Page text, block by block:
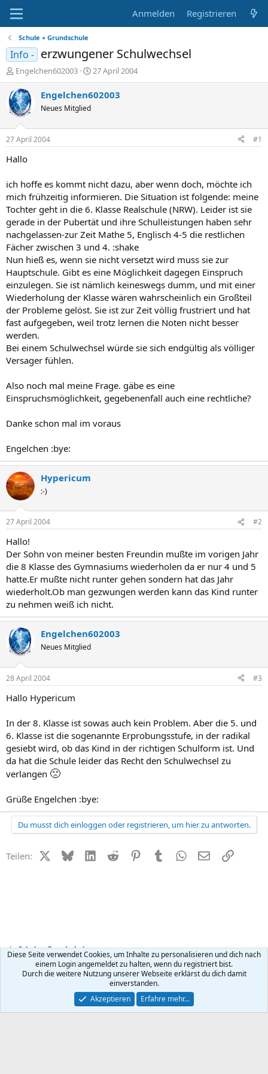
Anmelden Registrieren
Schule + Grundschule
Info - erzwungener Schulwechsel
E
r
s
t
e
e
r
Engelchen602003
E
r
s
t
27 April 2004
Engelchen602003
Neues Mitglied
27 April 2004 #1
Hallo
ich hoffe es kommt nicht dazu, aber wenn doch, möchte ich
mich frühzeitig informieren. Die Situation ist folgende: meine
Tochter geht in die 6. Klasse Realschule (NRW). Leider ist sie
gerade in der Pubertät und ihre Schulleistungen haben sehr
nachgelassen-zur Zeit Mathe 5, Englisch 4-5 die restlichen
Fächer zwischen 3 und 4. :shake
Nun hieß es, wenn sie nicht versetzt wird muss sie zur
Hauptschule. Gibt es eine Möglichkeit dagegen Einspruch
einzulegen. Sie ist nämlich keineswegs dumm, und mit einer
Wiederholung der Klasse wären wahrscheinlich ein Großteil
der Probleme gelöst. Sie ist zur Zeit völlig frustriert und hat
fast aufgegeben, weil trotz lernen die Noten nicht besser
werden.
Bei einem Schulwechsel würde sie sich endgültig als völliger
Versager fühlen.
Also noch mal meine Frage. gäbe es eine
Einspruchsmöglichkeit, gegebenenfall auch eine rechtliche?
Danke schon mal im voraus
Engelchen :bye:
Hypericum
:-)
27 April 2004 #2
Hallo!
Der Sohn von meiner besten Freundin mußte im vorigen Jahr
die 8 Klasse des Gymnasiums wiederholen da er nur 4 und 5
hatte.Er mußte nicht runter gehen sondern hat das Jahr
wiederholt.Ob man gezwungen werden kann das Kind runter
zu nehmen weiß ich nicht.
Engelchen602003
Neues Mitglied
28 April 2004 #3
Hallo Hypericum
In der 8. Klasse ist sowas auch kein Problem. Aber die 5. und
6. Klasse ist die sogenannte Erprobungsstufe, in der radikal
gesiebt wird, ob das Kind in der richtigen Schulform ist. Und
da hat die Schule leider das Recht den Schulwechsel zu
verlangen 🙁
Grüße Engelchen :bye:
Du musst dich einloggen oder registrieren, um hier zu antworten.
Teilen: X (Twitter)
BlueskyLinkedIn
Reddit PinterestTumblr WhatsApp
E-MailLink
Schule + Grundschule
Kontakt Nutzungsbedingungen Datenschutz Hilfe
R
Community platform by XenForo ® © 2010-2026 XenForo Ltd.
Diese Seite verwendet Cookies, um Inhalte zu personalisieren und dich nach
einem Login angemeldet zu halten, wenn du registriert bist.
Durch die weitere Nutzung unserer Webseite erklärst du dich damit
einverstanden.
Akzeptieren
Erfahre mehr…